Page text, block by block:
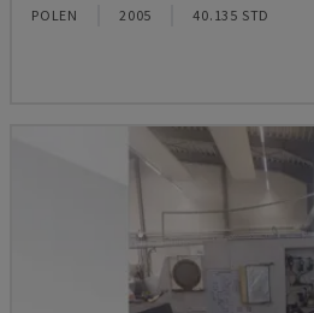
POLEN 2005 40.135 STD